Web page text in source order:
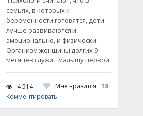
семьях, в которых к
беременности готовятся, дети
лучше развиваются и
эмоционально, и физически.
Организм женщины долгих 9
месяцев служит малышу первой
4 514 Мне нравится
18
Комментировать